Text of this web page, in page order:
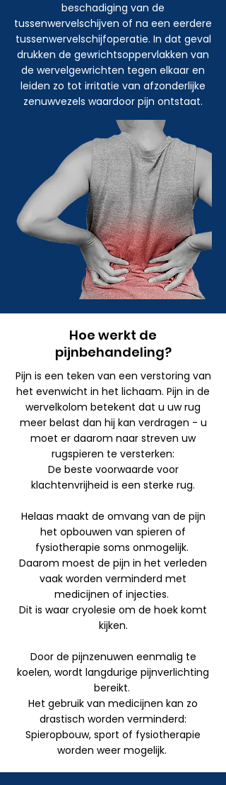
beschadiging van de
tussenwervelschijven of na een eerdere
tussenwervelschijfoperatie. In dat geval
drukken de gewrichtsoppervlakken van
de wervelgewrichten tegen elkaar en
leiden zo tot irritatie van afzonderlijke
zenuwvezels waardoor pijn ontstaat.
Hoe werkt de
pijnbehandeling?
Pijn is een teken van een verstoring van
het evenwicht in het lichaam. Pijn in de
wervelkolom betekent dat u uw rug
meer belast dan hij kan verdragen - u
moet er daarom naar streven uw
rugspieren te versterken:
De beste voorwaarde voor
klachtenvrijheid is een sterke rug.
Helaas maakt de omvang van de pijn
het opbouwen van spieren of
fysiotherapie soms onmogelijk.
Daarom moest de pijn in het verleden
vaak worden verminderd met
medicijnen of injecties.
Dit is waar cryolesie om de hoek komt
kijken.
Door de pijnzenuwen eenmalig te
koelen, wordt langdurige pijnverlichting
bereikt.
Het gebruik van medicijnen kan zo
drastisch worden verminderd:
Spieropbouw, sport of fysiotherapie
worden weer mogelijk.